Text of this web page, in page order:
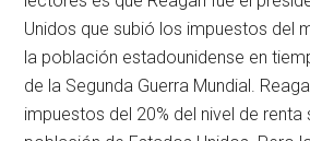
Unidos que subió los impuestos del
la población estadounidense en
de la Segunda Guerra Mundial.
impuestos del 20% del nivel de renta